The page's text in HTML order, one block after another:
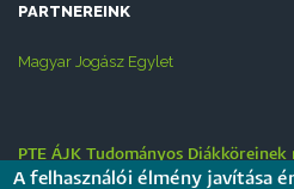
PARTNEREINK
Magyar Jogász Egylet
PTE ÁJK Tudományos
Innovációs Minisztérium által
A felhasználói élmény javítása